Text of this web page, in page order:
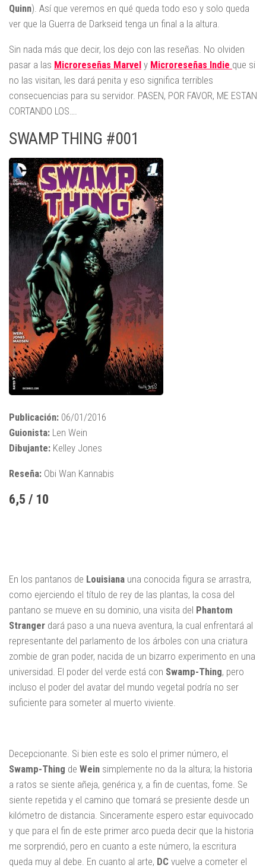
Quinn). Así que veremos en qué queda todo eso y solo queda
ver que la Guerra de Darkseid tenga un final a la altura.
Sin nada más que decir, los dejo con las reseñas. No olviden
pasar a las Microreseñas Marvel y Microreseñas Indie que si
no las visitan, les dará penita y eso significa terribles
consecuencias para su servidor. PASEN, POR FAVOR, ME ESTAN
CORTANDO LOS….
SWAMP THING #001
Publicación: 06/01/2016
Guionista: Len Wein
Dibujante: Kelley Jones
Reseña: Obi Wan Kannabis
6,5 / 10
En los pantanos de Louisiana una conocida figura se arrastra,
como ejerciendo el título de rey de las plantas, la cosa del
pantano se mueve en su dominio, una visita del Phantom
Stranger dará paso a una nueva aventura, la cual enfrentará al
representante del parlamento de los árboles con una criatura
zombie de gran poder, nacida de un bizarro experimento en una
universidad. El poder del verde está con Swamp-Thing, pero
incluso el poder del avatar del mundo vegetal podría no ser
suficiente para someter al muerto viviente.
Decepcionante. Si bien este es solo el primer número, el
Swamp-Thing de Wein simplemente no da la altura; la historia
a ratos se siente añeja, genérica y, a fin de cuentas, fome. Se
siente repetida y el camino que tomará se presiente desde un
kilómetro de distancia. Sinceramente espero estar equivocado
y que para el fin de este primer arco pueda decir que la historia
me sorprendió, pero en cuanto a este número, la escritura
queda muy al debe. En cuanto al arte, DC vuelve a cometer el